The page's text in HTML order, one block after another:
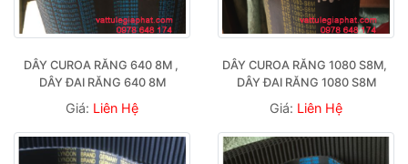
DÂY CUROA RĂNG 640 8M ,
DÂY ĐAI RĂNG 640 8M
Giá: Liên Hệ
DÂY CUROA RĂNG 1080 S8M,
DÂY ĐAI RĂNG 1080 S8M
Giá: Liên Hệ